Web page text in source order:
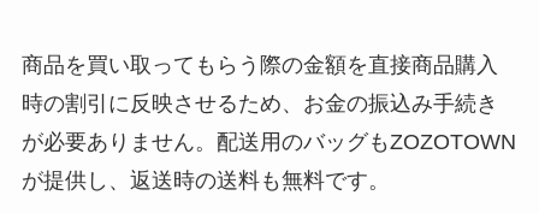
商品を買い取ってもらう際の金額を直接商品購入
時の割引に反映させるため、お金の振込み手続き
が必要ありません。配送用のバッグもZOZOTOWN
が提供し、返送時の送料も無料です。